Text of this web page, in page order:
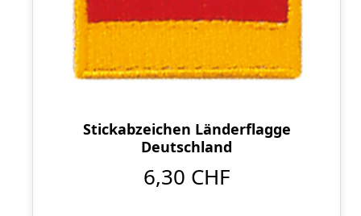
Stickabzeichen Länderflagge
Deutschland
6,30 CHF